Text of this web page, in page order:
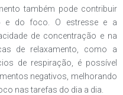
também pode contribuir
e do foco. O estresse e a
de concentração e na
de relaxamento, como a
de respiração, é possível
negativos, melhorando
nas tarefas do dia a dia.